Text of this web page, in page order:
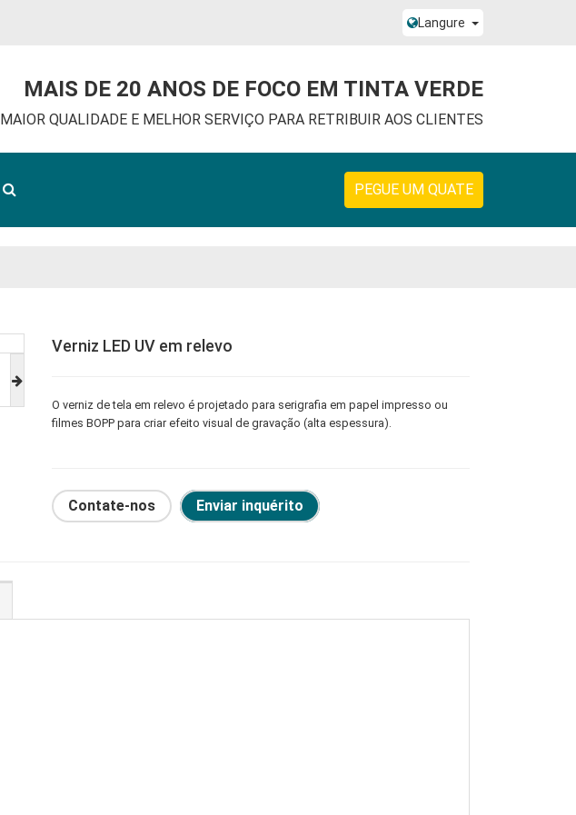
Langure
MAIS DE 20 ANOS DE FOCO EM TINTA VERDE
MAIOR QUALIDADE E MELHOR SERVIÇO PARA RETRIBUIR AOS CLIENTES
PEGUE UM QUATE
Verniz LED UV em relevo
O verniz de tela em relevo é projetado para serigrafia em papel impresso ou
filmes BOPP para criar efeito visual de gravação (alta espessura).
Contate-nos Enviar inquérito